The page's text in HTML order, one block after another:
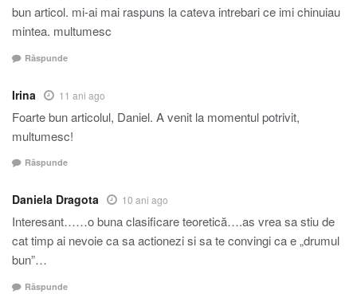
bun articol. mi-ai mai raspuns la cateva intrebari ce imi chinuiau
mintea. multumesc
Răspunde
Irina 11 ani ago
Foarte bun articolul, Daniel. A venit la momentul potrivit,
multumesc!
Răspunde
Daniela Dragota 10 ani ago
Interesant……o buna clasificare teoretică….as vrea sa stiu de
cat timp ai nevoie ca sa actionezi si sa te convingi ca e „drumul
bun”…
Răspunde